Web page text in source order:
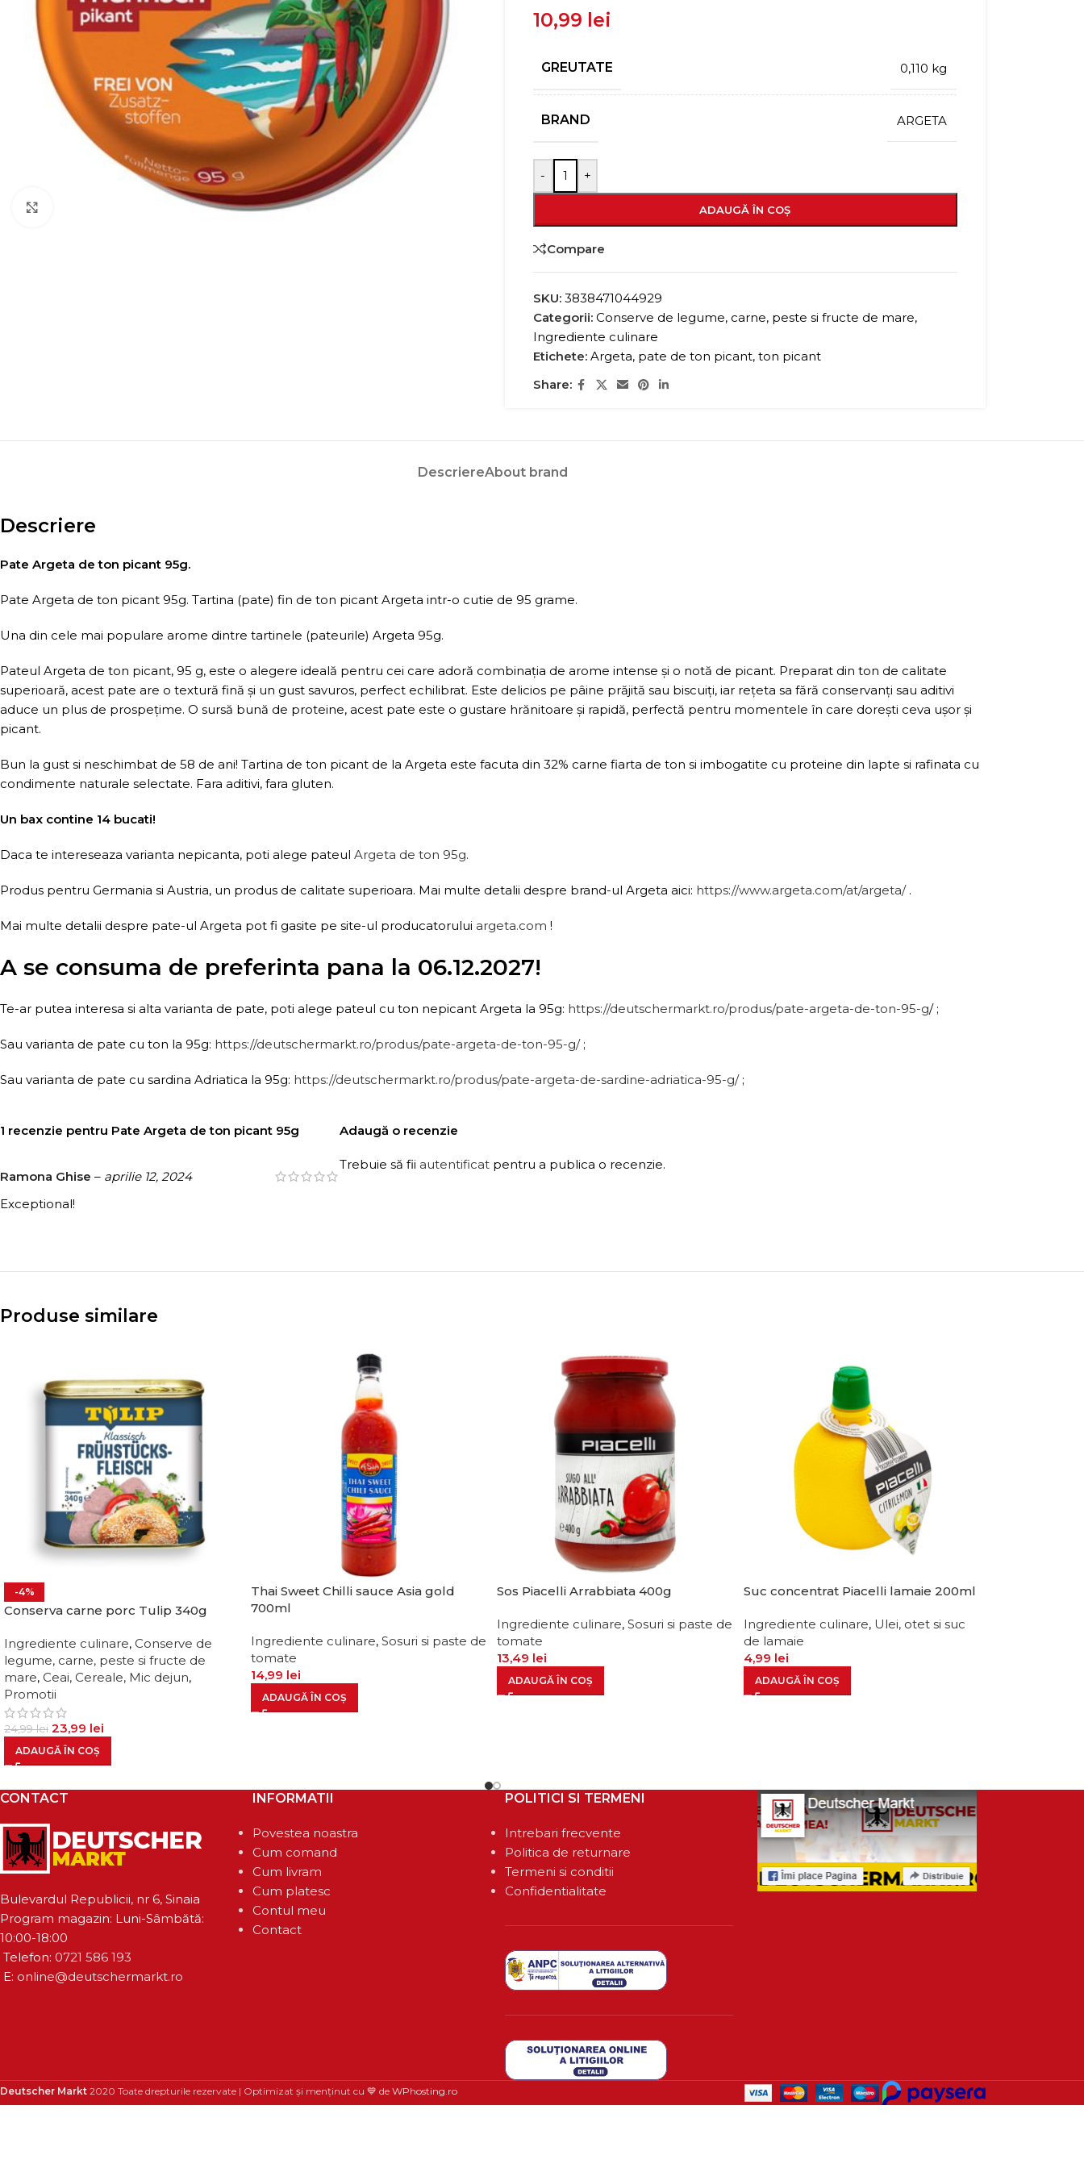
10,99 lei
GREUTATE 0,110 kg
BRAND ARGETA
- +
ADAUGĂ ÎN COȘ
Compare
SKU: 3838471044929
Categorii: Conserve de legume, carne, peste si fructe de mare,
Ingrediente culinare
Etichete: Argeta, pate de ton picant, ton picant
Share:
DescriereAbout brand
Descriere
Pate Argeta de ton picant 95g.
Pate Argeta de ton picant 95g. Tartina (pate) fin de ton picant Argeta intr-o cutie de 95 grame.
Una din cele mai populare arome dintre tartinele (pateurile) Argeta 95g.
Pateul Argeta de ton picant, 95 g, este o alegere ideală pentru cei care adoră combinația de arome intense și o notă de picant. Preparat din ton de calitate
superioară, acest pate are o textură fină și un gust savuros, perfect echilibrat. Este delicios pe pâine prăjită sau biscuiți, iar rețeta sa fără conservanți sau aditivi
aduce un plus de prospețime. O sursă bună de proteine, acest pate este o gustare hrănitoare și rapidă, perfectă pentru momentele în care dorești ceva ușor și
picant.
Bun la gust si neschimbat de 58 de ani! Tartina de ton picant de la Argeta este facuta din 32% carne fiarta de ton si imbogatite cu proteine din lapte si rafinata cu
condimente naturale selectate. Fara aditivi, fara gluten.
Un bax contine 14 bucati!
Daca te intereseaza varianta nepicanta, poti alege pateul Argeta de ton 95g.
Produs pentru Germania si Austria, un produs de calitate superioara. Mai multe detalii despre brand-ul Argeta aici: https://www.argeta.com/at/argeta/.
Mai multe detalii despre pate-ul Argeta pot fi gasite pe site-ul producatorului argeta.com !
A se consuma de preferinta pana la 06.12.2027!
Te-ar putea interesa si alta varianta de pate, poti alege pateul cu ton nepicant Argeta la 95g: https://deutschermarkt.ro/produs/pate-argeta-de-ton-95-g/ ;
Sau varianta de pate cu ton la 95g: https://deutschermarkt.ro/produs/pate-argeta-de-ton-95-g/;
Sau varianta de pate cu sardina Adriatica la 95g: https://deutschermarkt.ro/produs/pate-argeta-de-sardine-adriatica-95-g/;
1 recenzie pentru Pate Argeta de ton picant 95g
Ramona Ghise – aprilie 12, 2024
Exceptional!
Adaugă o recenzie
Trebuie să fii autentificat pentru a publica o recenzie.
Produse similare
-4%
Conserva carne porc Tulip 340g
Ingrediente culinare, Conserve de
legume, carne, peste si fructe de
mare, Ceai, Cereale, Mic dejun,
Promotii
24,99lei 23,99 lei
ADAUGĂ ÎN COȘ
Thai Sweet Chilli sauce Asia gold
700ml
Ingrediente culinare, Sosuri si paste de
tomate
14,99 lei
ADAUGĂ ÎN COȘ
Sos Piacelli Arrabbiata 400g
Ingrediente culinare, Sosuri si paste de
tomate
13,49 lei
ADAUGĂ ÎN COȘ
Suc concentrat Piacelli lamaie 200ml
Ingrediente culinare, Ulei, otet si suc
de lamaie
4,99 lei
ADAUGĂ ÎN COȘ
CONTACT
Bulevardul Republicii, nr 6, Sinaia
Program magazin: Luni-Sâmbătă:
10:00-18:00
Telefon: 0721 586 193
E: online@deutschermarkt.ro
INFORMATII
Povestea noastra
Cum comand
Cum livram
Cum platesc
Contul meu
Contact
POLITICI SI TERMENI
Intrebari frecvente
Politica de returnare
Termeni si conditii
Confidentialitate
Deutscher Markt 2020 Toate drepturile rezervate | Optimizat și menținut cu 💙 de WPhosting.ro